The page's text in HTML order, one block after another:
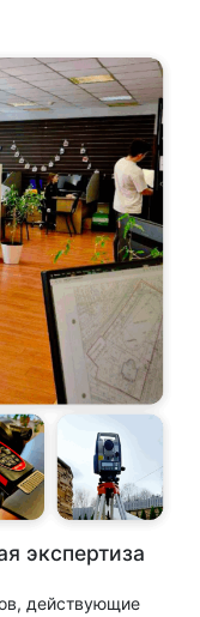
экспертиза
действующие